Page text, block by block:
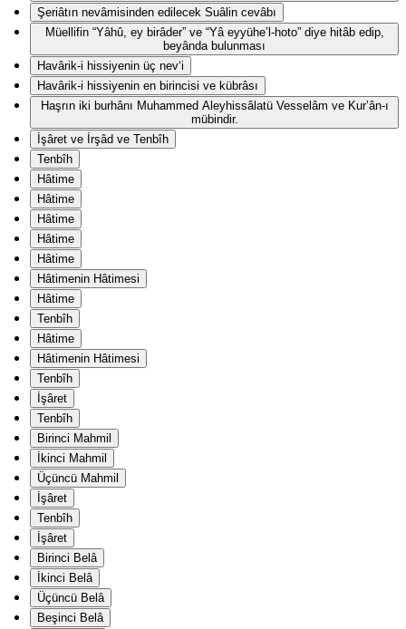
Şeriâtın nevâmisinden edilecek Suâlin cevâbı
Müellifin “Yâhû, ey birâder” ve “Yâ eyyühe’l-hoto” diye hitâb edip,
beyânda bulunması
Havârik-i hissiyenin üç nev‘i
Havârik-i hissiyenin en birincisi ve kübrâsı
Haşrın iki burhânı Muhammed Aleyhissâlatü Vesselâm ve Kur’ân-ı
mübindir.
İşâret ve İrşâd ve Tenbîh
Tenbîh
Hâtime
Hâtime
Hâtime
Hâtime
Hâtime
Hâtimenin Hâtimesi
Hâtime
Tenbîh
Hâtime
Hâtimenin Hâtimesi
Tenbîh
İşâret
Tenbîh
Birinci Mahmil
İkinci Mahmil
Üçüncü Mahmil
İşâret
Tenbîh
İşâret
Birinci Belâ
İkinci Belâ
Üçüncü Belâ
Beşinci Belâ